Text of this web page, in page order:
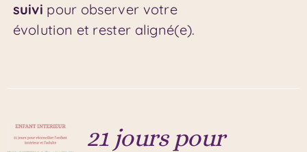
suivi pour observer votre
évolution et rester aligné(e).
21 jours pour